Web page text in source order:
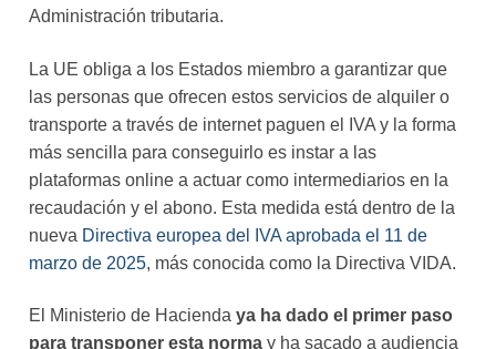
Administración tributaria.
La UE obliga a los Estados miembro a garantizar que
las personas que ofrecen estos servicios de alquiler o
transporte a través de internet paguen el IVA y la forma
más sencilla para conseguirlo es instar a las
plataformas online a actuar como intermediarios en la
recaudación y el abono. Esta medida está dentro de la
nueva Directiva europea del IVA aprobada el 11 de
marzo de 2025, más conocida como la Directiva VIDA.
El Ministerio de Hacienda ya ha dado el primer paso
para transponer esta norma y ha sacado a audiencia